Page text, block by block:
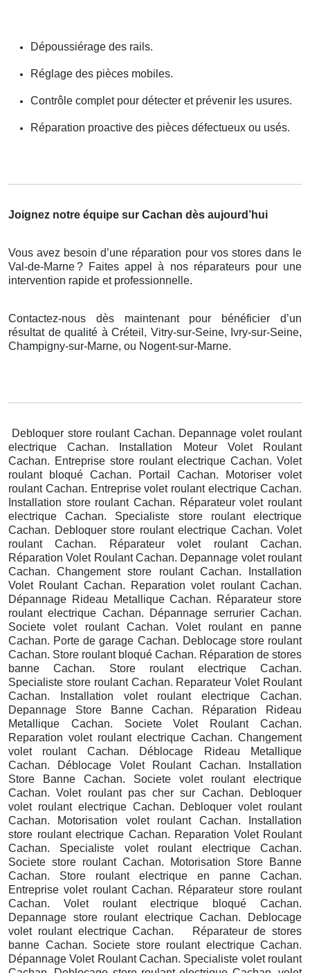
Dépoussiérage des rails.
Réglage des pièces mobiles.
Contrôle complet pour détecter et prévenir les usures.
Réparation proactive des pièces défectueux ou usés.
Joignez notre équipe sur Cachan dès aujourd’hui
Vous avez besoin d’une réparation pour vos stores dans le
Val-de-Marne? Faites appelà nos réparateurs pour une
intervention rapide et professionnelle.
Contactez-nous dès maintenant pour bénéficier d’un
résultat de qualité à Créteil, Vitry-sur-Seine, Ivry-sur-Seine,
Champigny-sur-Marne, ou Nogent-sur-Marne.
Debloquer store roulant Cachan. Depannage volet roulant
electrique Cachan. Installation Moteur Volet Roulant
Cachan. Entreprise store roulant electrique Cachan. Volet
roulant bloqué Cachan. Portail Cachan. Motoriser volet
roulant Cachan. Entreprise volet roulant electrique Cachan.
Installation store roulant Cachan. Réparateur volet roulant
electrique Cachan. Specialiste store roulant electrique
Cachan. Debloquer store roulant electrique Cachan. Volet
roulant Cachan. Réparateur volet roulant Cachan.
Réparation Volet Roulant Cachan. Depannage volet roulant
Cachan. Changement store roulant Cachan. Installation
Volet Roulant Cachan. Reparation volet roulant Cachan.
Dépannage Rideau Metallique Cachan. Réparateur store
roulant electrique Cachan. Dépannage serrurier Cachan.
Societe volet roulant Cachan. Volet roulant en panne
Cachan. Porte de garage Cachan. Deblocage store roulant
Cachan. Store roulant bloqué Cachan. Réparation de stores
banne Cachan. Store roulant electrique Cachan.
Specialiste store roulant Cachan. Reparateur Volet Roulant
Cachan. Installation volet roulant electrique Cachan.
Depannage Store Banne Cachan. Réparation Rideau
Metallique Cachan. Societe Volet Roulant Cachan.
Reparation volet roulant electrique Cachan. Changement
volet roulant Cachan. Déblocage Rideau Metallique
Cachan. Déblocage Volet Roulant Cachan. Installation
Store Banne Cachan. Societe volet roulant electrique
Cachan. Volet roulant pas cher sur Cachan. Debloquer
volet roulant electrique Cachan. Debloquer volet roulant
Cachan. Motorisation volet roulant Cachan. Installation
store roulant electrique Cachan. Reparation Volet Roulant
Cachan. Specialiste volet roulant electrique Cachan.
Societe store roulant Cachan. Motorisation Store Banne
Cachan. Store roulant electrique en panne Cachan.
Entreprise volet roulant Cachan. Réparateur store roulant
Cachan. Volet roulant electrique bloqué Cachan.
Depannage store roulant electrique Cachan. Deblocage
volet roulant electrique Cachan. Réparateur de stores
banne Cachan. Societe store roulant electrique Cachan.
Dépannage Volet Roulant Cachan. Specialiste volet roulant